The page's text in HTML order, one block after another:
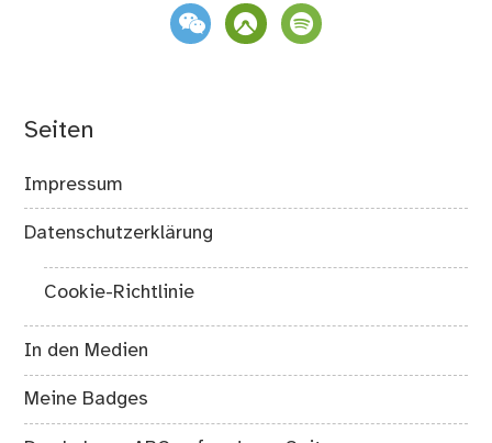
weixin komootspotify
Seiten
Impressum
Datenschutzerklärung
Cookie-Richtlinie
In den Medien
Meine Badges